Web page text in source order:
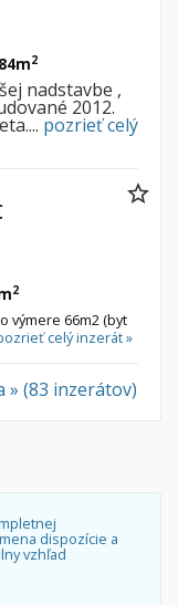
2
nadstavbe ,
2012.
pozrieť celý
2
výmere 66m2 (byt
celý inzerát »
» (83 inzerátov)
dispozície a
vzhľad